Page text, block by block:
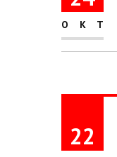
OKT
22